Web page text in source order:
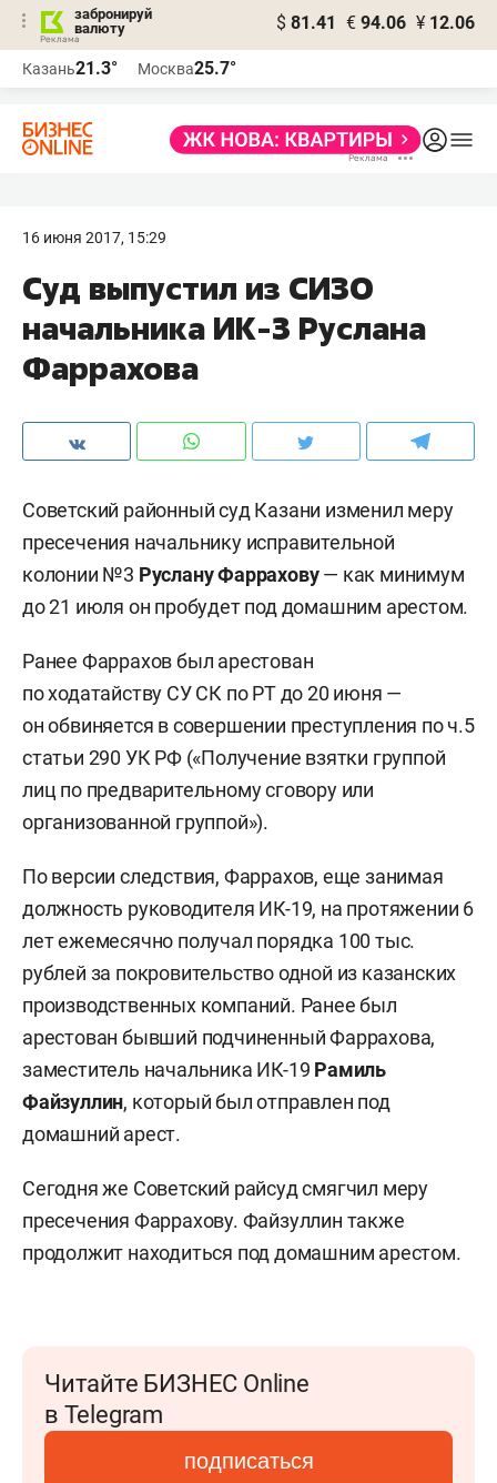
забронируй
валюту
$ 81.41 € 94.06 ¥ 12.06
Казань21.3° Москва25.7°
16 июня 2017, 15:29
Суд выпустил из СИЗО
начальника ИК-3 Руслана
Фаррахова
Советский районный суд Казани изменил меру
пресечения начальнику исправительной
колонии №3 Руслану Фаррахову— как минимум
до 21 июля он пробудет под домашним арестом.
Ранее Фаррахов был арестован
по ходатайству СУ СК по РТ до 20 июня —
он обвиняется в совершении преступления по ч.5
статьи 290 УК РФ («Получение взятки группой
лиц по предварительному сговору или
организованной группой»).
По версии следствия, Фаррахов, еще занимая
должность руководителя ИК-19, на протяжении 6
лет ежемесячно получал порядка 100 тыс.
рублей за покровительство одной из казанских
производственных компаний. Ранее был
арестован бывший подчиненный Фаррахова,
заместитель начальника ИК-19 Рамиль
Файзуллин, который был отправлен под
домашний арест.
Сегодня же Советский райсуд смягчил меру
пресечения Фаррахову. Файзуллин также
продолжит находиться под домашним арестом.
Читайте БИЗНЕС Online
в Telegram
подписаться